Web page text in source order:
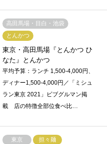
高田馬場・目白・池袋
とんかつ
東京・高田馬場『とんかつ ひ
なた』とんかつ
平均予算：ランチ 1,500-4,000円、
ディナー1,500-4,000円／「ミシュ
ラン東京 2021」ビブグルマン掲
載 店の特徴全部位食べ比…
東京 担々麺